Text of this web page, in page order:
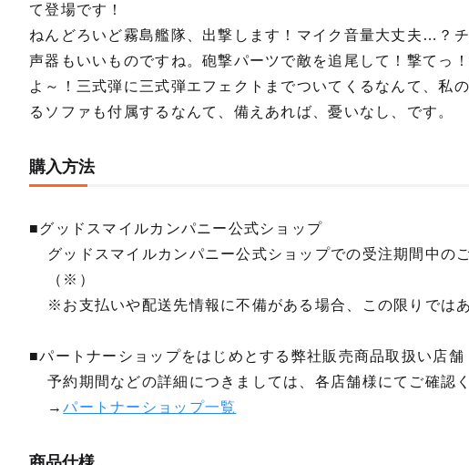
て登場です！
ねんどろいど霧島艦隊、出撃します！マイク音量大丈夫…
声器もいいものですね。砲撃パーツで敵を追尾して！撃てっ
よ～！三式弾に三式弾エフェクトまでついてくるなんて、私
るソファも付属するなんて、備えあれば、憂いなし、です。
購入方法
■グッドスマイルカンパニー公式ショップ
グッドスマイルカンパニー公式ショップでの受注期間中の
（※）
※お支払いや配送先情報に不備がある場合、この限りでは
■パートナーショップをはじめとする弊社販売商品取扱い店舗
予約期間などの詳細につきましては、各店舗様にてご確認
→パートナーショップ一覧